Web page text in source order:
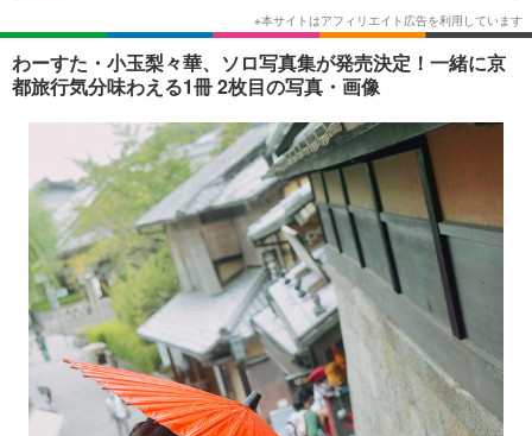
韓国・芸能
音楽 スポーツ
ショッピング その他
ライフTOP グルメ
ペット ショッピング
その他
リリース一覧
プッシュ通知の停止方法
わーすた・小玉梨々華、ソロ写真集が発売決定！一緒に京
都旅行気分味わえる1冊 2枚目の写真・画像